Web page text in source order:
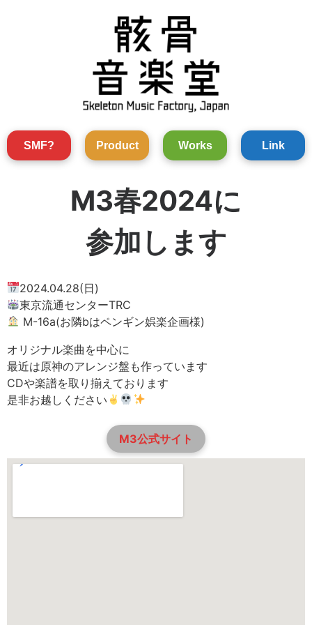
SMF? Product Works Link
M3春2024に
参加します
2024.04.28(日)
東京流通センターTRC
M-16a(お隣bはペンギン娯楽企画様)
オリジナル楽曲を中心に
最近は原神のアレンジ盤も作っています
CDや楽譜を取り揃えております
是非お越しください
M3公式サイト